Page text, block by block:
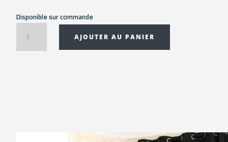
Disponible sur commande
Tapis
AJOUTER AU PANIER